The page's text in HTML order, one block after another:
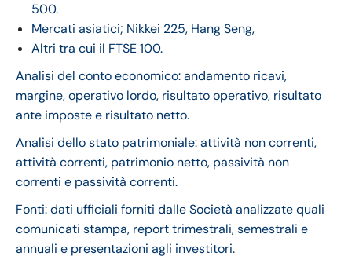
500.
Mercati asiatici; Nikkei 225, Hang Seng,
Altri tra cui il FTSE 100.
Analisi del conto economico: andamento ricavi,
margine, operativo lordo, risultato operativo, risultato
ante imposte e risultato netto.
Analisi dello stato patrimoniale: attività non correnti,
attività correnti, patrimonio netto, passività non
correnti e passività correnti.
Fonti: dati ufficiali forniti dalle Società analizzate quali
comunicati stampa, report trimestrali, semestrali e
annuali e presentazioni agli investitori.